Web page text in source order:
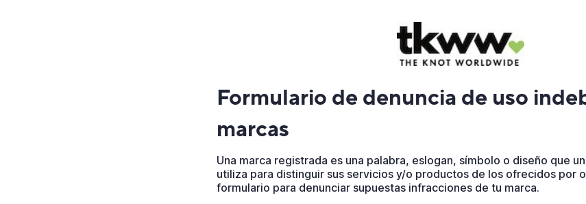
Formulario de denuncia de uso
marcas
Una marca registrada es una palabra, eslogan, símbolo o diseño que
utiliza para distinguir sus servicios y/o productos de los ofrecidos por
formulario para denunciar supuestas infracciones de tu marca.